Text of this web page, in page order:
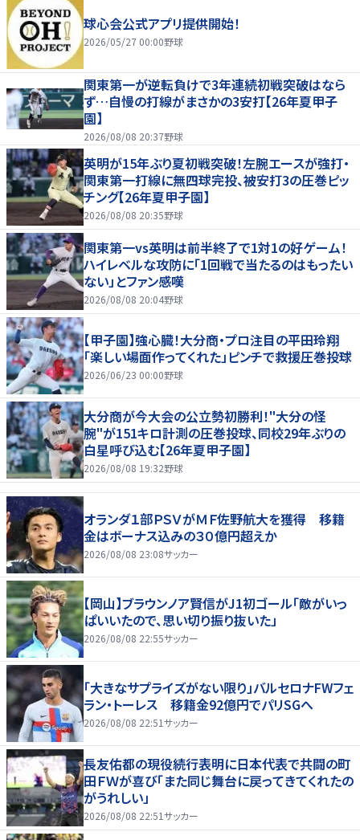
球心会公式アプリ提供開始！
2026/05/27 00:00野球
関東第一が逆転負けで3年連続初戦突破はなら
ず…自慢の打線がまさかの3安打【26年夏甲子
園】
2026/08/08 20:37野球
英明が15年ぶり夏初戦突破！左腕エースが強打・
関東第一打線に無四球完投、被安打3の圧巻ピッ
チング【26年夏甲子園】
2026/08/08 20:35野球
関東第一vs英明は前半終了で1対1の好ゲーム！
ハイレベルな攻防に「1回戦で当たるのはもったい
ない」とファン感嘆
2026/08/08 20:04野球
【甲子園】強心臓！大分商・プロ注目の平田玲翔
「楽しい場面作ってくれた」ピンチで救援圧巻投球
2026/06/23 00:00野球
大分商が今大会の公立勢初勝利！"大分の怪
腕"が151キロ計測の圧巻投球、同校29年ぶりの
白星呼び込む【26年夏甲子園】
2026/08/08 19:32野球
オランダ１部ＰＳＶがＭＦ佐野航大を獲得 移籍
金はボーナス込みの３０億円超えか
2026/08/08 23:08サッカー
【岡山】ブラウンノア賢信がJ1初ゴール「敵がいっ
ぱいいたので、思い切り振り抜いた」
2026/08/08 22:55サッカー
「大きなサプライズがない限り」バルセロナFWフェ
ラン・トーレス 移籍金92億円でパリSGへ
2026/08/08 22:51サッカー
長友佑都の現役続行表明に日本代表で共闘の町
田ＦＷが喜び「また同じ舞台に戻ってきてくれたの
がうれしい」
2026/08/08 22:51サッカー